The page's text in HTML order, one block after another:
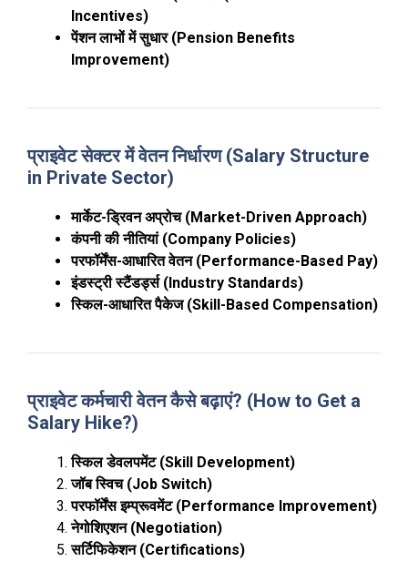
Incentives)
पेंशन लाभों में सुधार (Pension Benefits
Improvement)
प्राइवेट सेक्टर में वेतन निर्धारण (Salary Structure
in Private Sector)
मार्केट-ड्रिवन अप्रोच (Market-Driven Approach)
कंपनी की नीतियां (Company Policies)
परफॉर्मेंस-आधारित वेतन (Performance-Based Pay)
इंडस्ट्री स्टैंडर्ड्स (Industry Standards)
स्किल-आधारित पैकेज (Skill-Based Compensation)
प्राइवेट कर्मचारी वेतन कैसे बढ़ाएं? (How to Get a
Salary Hike?)
स्किल डेवलपमेंट (Skill Development)
जॉब स्विच (Job Switch)
परफॉर्मेंस इम्प्रूवमेंट (Performance Improvement)
नेगोशिएशन (Negotiation)
सर्टिफिकेशन (Certifications)